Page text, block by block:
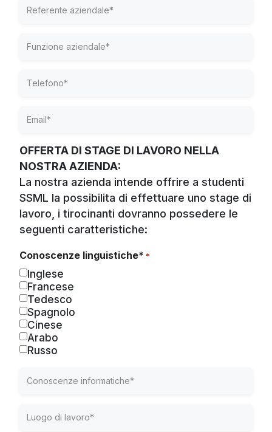
Referente
Funzione
Telefono
Email
OFFERTA DI STAGE DI LAVORO NELLA
NOSTRA AZIENDA:
La nostra azienda intende offrire a studenti
SSML la possibilita di effettuare uno stage di
lavoro, i tirocinanti dovranno possedere le
seguenti caratteristiche:
Conoscenze linguistiche* *
Inglese
Francese
Tedesco
Spagnolo
Cinese
Arabo
Russo
Conoscenze
Luogo